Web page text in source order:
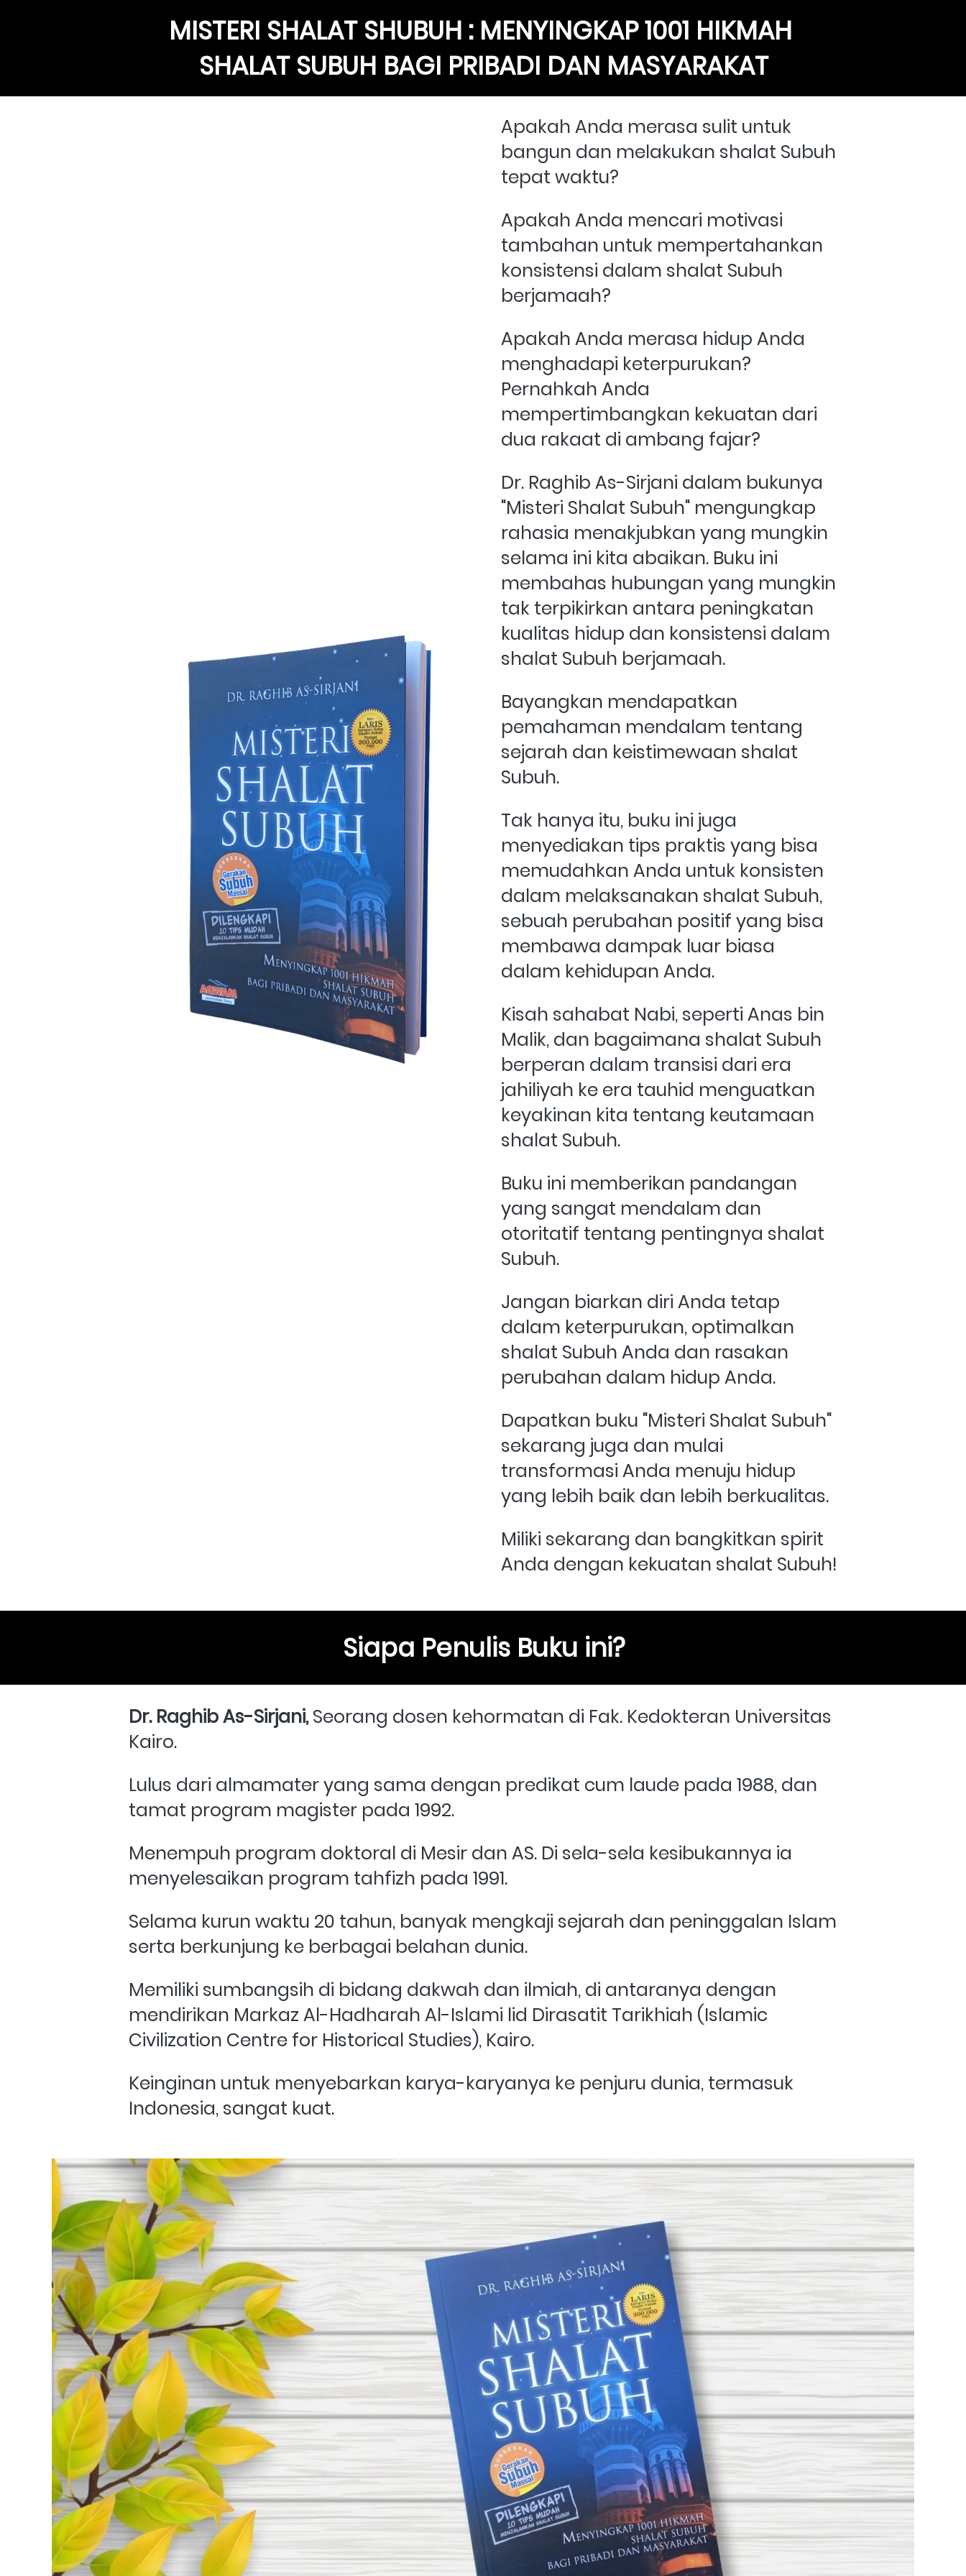
MISTERI SHALAT SHUBUH : MENYINGKAP 1001 HIKMAH
SHALAT SUBUH BAGI PRIBADI DAN MASYARAKAT
Apakah Anda merasa sulit untuk
bangun dan melakukan shalat Subuh
tepat waktu?
Apakah Anda mencari motivasi
tambahan untuk mempertahankan
konsistensi dalam shalat Subuh
berjamaah?
Apakah Anda merasa hidup Anda
menghadapi keterpurukan?
Pernahkah Anda
mempertimbangkan kekuatan dari
dua rakaat di ambang fajar?
Dr. Raghib As-Sirjani dalam bukunya
"Misteri Shalat Subuh" mengungkap
rahasia menakjubkan yang mungkin
selama ini kita abaikan. Buku ini
membahas hubungan yang mungkin
tak terpikirkan antara peningkatan
kualitas hidup dan konsistensi dalam
shalat Subuh berjamaah.
Bayangkan mendapatkan
pemahaman mendalam tentang
sejarah dan keistimewaan shalat
Subuh.
Tak hanya itu, buku ini juga
menyediakan tips praktis yang bisa
memudahkan Anda untuk konsisten
dalam melaksanakan shalat Subuh,
sebuah perubahan positif yang bisa
membawa dampak luar biasa
dalam kehidupan Anda.
Kisah sahabat Nabi, seperti Anas bin
Malik, dan bagaimana shalat Subuh
berperan dalam transisi dari era
jahiliyah ke era tauhid menguatkan
keyakinan kita tentang keutamaan
shalat Subuh.
Buku ini memberikan pandangan
yang sangat mendalam dan
otoritatif tentang pentingnya shalat
Subuh.
Jangan biarkan diri Anda tetap
dalam keterpurukan, optimalkan
shalat Subuh Anda dan rasakan
perubahan dalam hidup Anda.
Dapatkan buku "Misteri Shalat Subuh"
sekarang juga dan mulai
transformasi Anda menuju hidup
yang lebih baik dan lebih berkualitas.
Miliki sekarang dan bangkitkan spirit
Anda dengan kekuatan shalat Subuh!
Siapa Penulis Buku ini?
Dr. Raghib As-Sirjani, Seorang dosen kehormatan di Fak. Kedokteran Universitas
Kairo.
Lulus dari almamater yang sama dengan predikat cum laude pada 1988, dan
tamat program magister pada 1992.
Menempuh program doktoral di Mesir dan AS. Di sela-sela kesibukannya ia
menyelesaikan program tahfizh pada 1991.
Selama kurun waktu 20 tahun, banyak mengkaji sejarah dan peninggalan Islam
serta berkunjung ke berbagai belahan dunia.
Memiliki sumbangsih di bidang dakwah dan ilmiah, di antaranya dengan
mendirikan Markaz Al-Hadharah Al-Islami lid Dirasatit Tarikhiah (Islamic
Civilization Centre for Historical Studies), Kairo.
Keinginan untuk menyebarkan karya-karyanya ke penjuru dunia, termasuk
Indonesia, sangat kuat.